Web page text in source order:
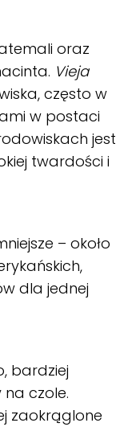
oraz
Vieja
często w
w postaci
jest
twardości i
– około
dla jednej
bardziej
czole.
zaokrąglone